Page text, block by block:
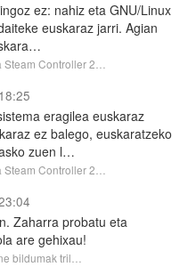
ez: nahiz eta GNU/Linux
euskaraz jarri. Agian
Controller 2…
eragilea euskaraz
ez balego, euskaratzeko
zuen l…
Controller 2…
Zaharra probatu eta
are gehixau!
bildumak tril…